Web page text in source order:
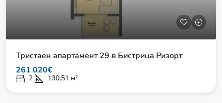
Тристаен апартамент 29 в Бистрица Ризорт
261 020€
2 130,51 м²